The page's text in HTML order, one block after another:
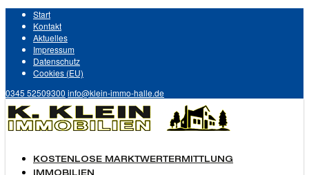
Start
Kontakt
Aktuelles
Impressum
Datenschutz
Cookies (EU)
0345 52509300 info@klein-immo-halle.de
KOSTENLOSE MARKTWERTERMITTLUNG